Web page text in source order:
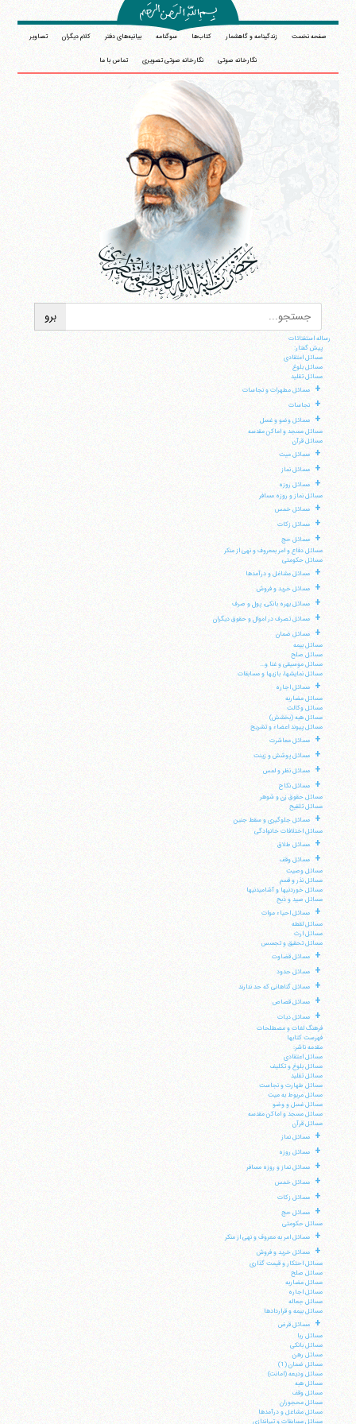
صفحه نخست زندگینامه و گاهشمار کتاب‌ها سوگنامه بیانیه‌های دفتر کلام دیگران تصاویر
نگارخانه صوتی نگارخانه صوتی تصویری تماس با ما
رساله استفتائات
پیش گفتار:
مسائل اعتقادی
مسائل بلوغ
مسائل تقلید
+ مسائل مطهرات و نجاسات
+ نجاسات
+
مسائل وضو و غسل
مسائل مسجد و اماکن مقدسه
مسائل قرآن
+ مسائل میت
+ مسائل نماز
+
مسائل روزه
مسائل نماز و روزه مسافر
+ مسائل خمس
+ مسائل زکات
+
مسائل حج
مسائل دفاع و امر بمعروف و نهی از منکر
مسائل حکومتی
+ مسائل مشاغل و درآمدها
+ مسائل خرید و فروش
+ مسائل بهره بانکی، پول و صرف
+ مسائل تصرف در اموال و حقوق دیگران
+
مسائل ضمان
مسائل بیمه
مسائل صلح
مسائل موسیقی و غنا و...
مسائل نمایشها، بازیها و مسابقات
+
مسائل اجاره
مسائل مضاربه
مسائل وکالت
مسائل هبه (بخشش)
مسائل پیوند اعضاء و تشریح
+ مسائل معاشرت
+ مسائل پوشش و زینت
+ مسائل نظر و لمس
+
مسائل نکاح
مسائل حقوق زن و شوهر
مسائل تلقیح
+
مسائل جلوگیری و سقط جنین
مسائل اختلافات خانوادگی
+ مسائل طلاق
+
مسائل وقف
مسائل وصیت
مسائل نذر و قسم
مسائل خوردنیها و آشامیدنیها
مسائل صید و ذبح
+
مسائل احیاء موات
مسائل لقطه
مسائل ارث
مسائل تحقیق و تجسس
+ مسائل قضاوت
+ مسائل حدود
+ مسائل گناهانی که حد ندارند
+ مسائل قصاص
+
مسائل دیات
فرهنگ لغات و مصطلحات
فهرست کتابها
مقدمه ناشر:
مسائل اعتقادی
مسائل بلوغ و تکلیف
مسائل تقلید
مسائل طهارت و نجاست
مسائل مربوط به میت
مسائل غسل و وضو
مسائل مسجد و اماکن مقدسه
مسائل قرآن
+ مسائل نماز
+ مسائل روزه
+ مسائل نماز و روزه مسافر
+ مسائل خمس
+ مسائل زکات
+
مسائل حج
مسائل حکومتی
+ مسائل امر به معروف و نهی از منکر
+
مسائل خرید و فروش
مسائل احتکار و قیمت گذاری
مسائل صلح
مسائل مضاربه
مسائل اجاره
مسائل جعاله
مسائل بیمه و قراردادها
+
مسائل قرض
مسائل ربا
مسائل بانکی
مسائل رهن
مسائل ضمان (1)
مسائل ودیعه (امانت)
مسائل هبه
مسائل وقف
مسائل محجوران
مسائل مشاغل و درآمدها
مسائل مسابقات و تیراندازی